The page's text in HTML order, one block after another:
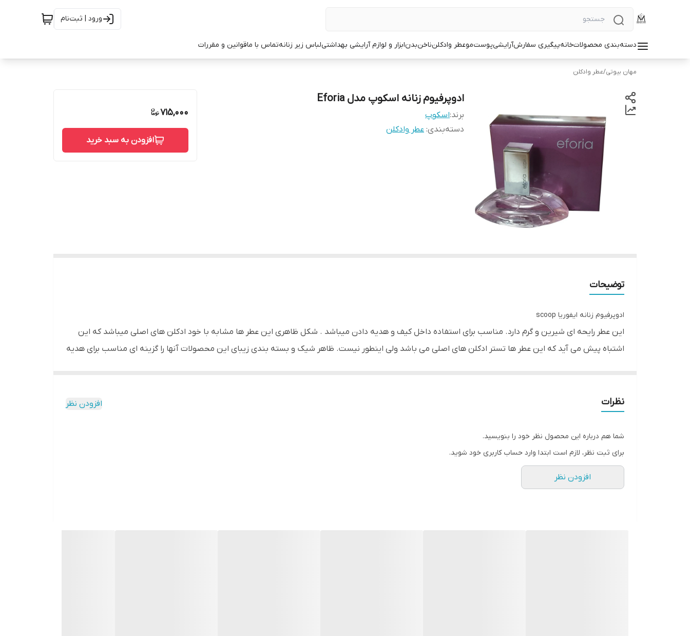
ورود | ثبت‌نام
دسته‌بندی محصولاتخانهپیگیری سفارشآرایشیپوستموعطر وادکلنناخنبدنابزار و لوازم آرایشی بهداشتیلباس زیر زنانهتماس با ماقوانین و مقررات
مهان بیوتی/عطر وادکلن
ادوپرفیوم زنانه اسکوپ مدل Eforia
برند:اسکوپ
دسته‌بندی: عطر وادکلن
715,000
افزودن به سبد خرید
توضیحات
ادوپرفیوم زنانه ایفوریا scoop
این عطر رایحه ای شیرین و گرم دارد. مناسب برای استفاده داخل کیف و هدیه دادن میباشد . شکل ظاهری این عطر ها مشابه با خود ادکلن های اصلی میباشد که این
اشتباه پیش می آید که این عطر ها تستر ادکلن های اصلی می باشد ولی اینطور نیست. ظاهر شیک و بسته بندی زیبای این محصولات آنها را گزینه ای مناسب برای هدیه
نظرات افزودن نظر
شما هم درباره این محصول نظر خود را بنویسید.
برای ثبت نظر، لازم است ابتدا وارد حساب کاربری خود شوید.
افزودن نظر